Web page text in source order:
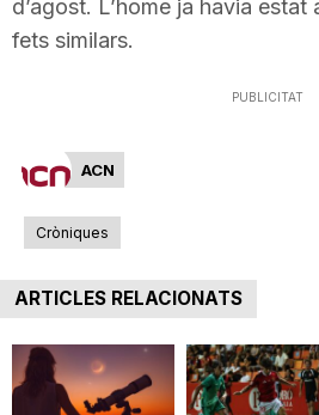
d’agost. L’home ja havia
fets similars.
PUBLICITAT
ACN
Cròniques
ARTICLES RELACIONATS